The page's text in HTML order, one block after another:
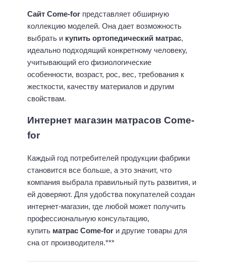
Сайт Come-for представляет обширную
коллекцию моделей. Она дает возможность
выбрать и купить ортопедический матрас,
идеально подходящий конкретному человеку,
учитывающий его физиологические
особенности, возраст, рос, вес, требования к
жесткости, качеству материалов и другим
свойствам.
Интернет магазин матрасов Come-
for
Каждый год потребителей продукции фабрики
становится все больше, а это значит, что
компания выбрала правильный путь развития, и
ей доверяют. Для удобства покупателей создан
интернет-магазин, где любой может получить
профессиональную консультацию,
купить матрас Come-for и другие товары для
сна от производителя.***